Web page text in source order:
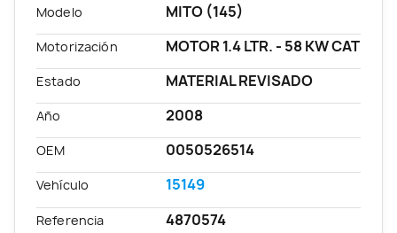
Modelo MITO (145)
Motorización MOTOR 1.4 LTR. - 58 KW CAT
Estado MATERIAL REVISADO
Año 2008
OEM 0050526514
Vehículo 15149
Referencia 4870574